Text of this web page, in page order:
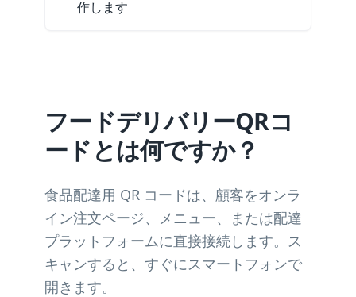
作します
フードデリバリーQRコ
ードとは何ですか？
食品配達用 QR コードは、顧客をオンラ
イン注文ページ、メニュー、または配達
プラットフォームに直接接続します。ス
キャンすると、すぐにスマートフォンで
開きます。